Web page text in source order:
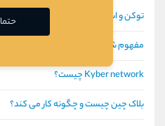
توکن و استاندارد ERC20
مفهوم شبکه های همتا به همتا
Kyber network چیست؟
بلاک چین چیست و چگونه کار می کند؟
حتما